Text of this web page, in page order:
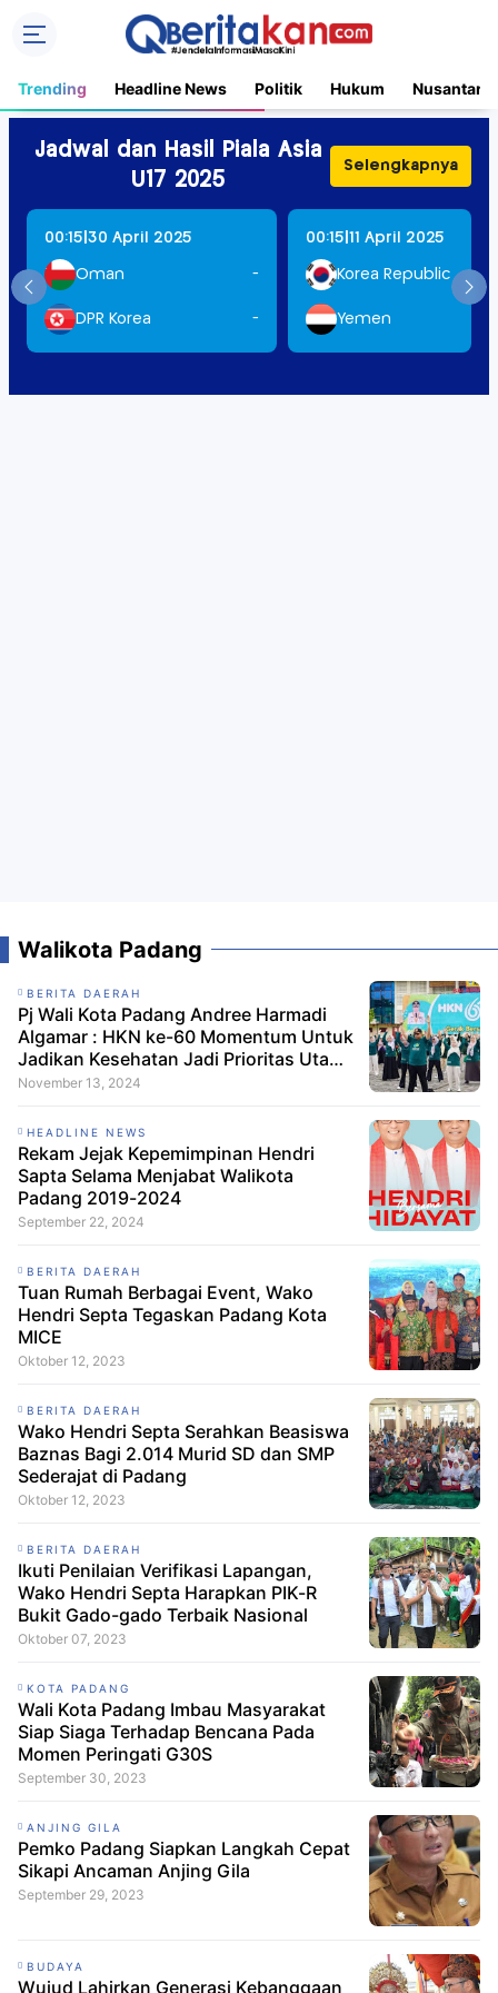
Trending Headline News Politik Hukum Nusantara
Jadwal dan Hasil Piala Asia
U17 2025
Selengkapnya
00:15 30 April 2025
Oman -
DPR Korea -
00:15 11 April 2025
Korea Republic
Yemen
Walikota Padang
BERITA DAERAH
Pj Wali Kota Padang Andree Harmadi
Algamar : HKN ke-60 Momentum Untuk
Jadikan Kesehatan Jadi Prioritas Utama
Dalam Kehidupan
November 13, 2024
HEADLINE NEWS
Rekam Jejak Kepemimpinan Hendri
Sapta Selama Menjabat Walikota
Padang 2019-2024
September 22, 2024
BERITA DAERAH
Tuan Rumah Berbagai Event, Wako
Hendri Septa Tegaskan Padang Kota
MICE
Oktober 12, 2023
BERITA DAERAH
Wako Hendri Septa Serahkan Beasiswa
Baznas Bagi 2.014 Murid SD dan SMP
Sederajat di Padang
Oktober 12, 2023
BERITA DAERAH
Ikuti Penilaian Verifikasi Lapangan,
Wako Hendri Septa Harapkan PIK-R
Bukit Gado-gado Terbaik Nasional
Oktober 07, 2023
KOTA PADANG
Wali Kota Padang Imbau Masyarakat
Siap Siaga Terhadap Bencana Pada
Momen Peringati G30S
September 30, 2023
ANJING GILA
Pemko Padang Siapkan Langkah Cepat
Sikapi Ancaman Anjing Gila
September 29, 2023
BUDAYA
Wujud Lahirkan Generasi Kebanggaan